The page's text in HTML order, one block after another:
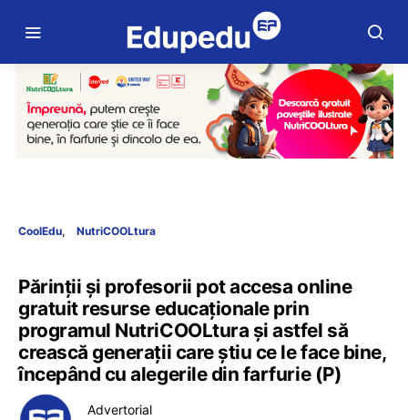
CoolEdu NutriCOOLtura
Părinții și profesorii pot accesa online
gratuit resurse educaționale prin
programul NutriCOOLtura și astfel să
crească generații care știu ce le face bine,
începând cu alegerile din farfurie (P)
Advertorial